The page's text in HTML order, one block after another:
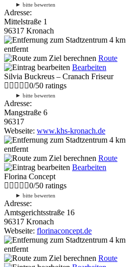
► bitte bewerten
Adresse:
Mittelstraße 1
96317 Kronach
4 km
entfernt
Route
Bearbeiten
Silvia Buckreus – Cranach Friseur
0/50 ratings
► bitte bewerten
Adresse:
Mangstraße 6
96317
Webseite: www.khs-kronach.de
4 km
entfernt
Route
Bearbeiten
Florina Concept
0/50 ratings
► bitte bewerten
Adresse:
Amtsgerichtsstraße 16
96317 Kronach
Webseite: florinaconcept.de
4 km
entfernt
Route